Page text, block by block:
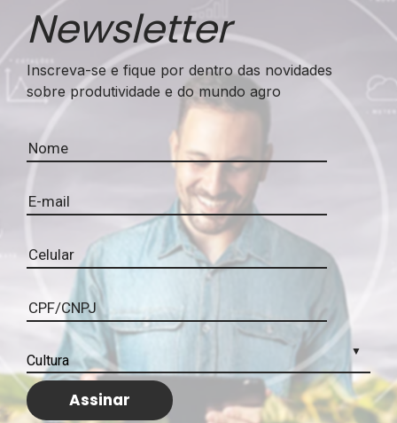
Newsletter
Inscreva-se e fique por dentro das novidades
sobre produtividade e do mundo agro